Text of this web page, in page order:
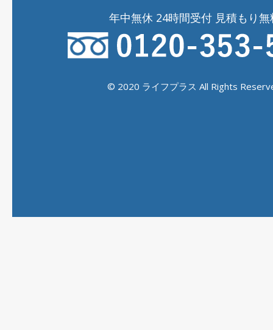
年中無休 24時間受付 見積もり無
© 2020 ライフプラス All Rights